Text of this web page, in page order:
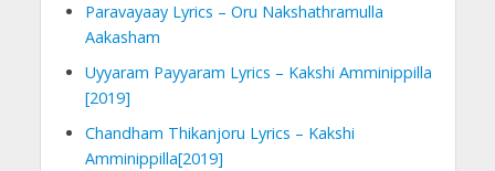
Paravayaay Lyrics – Oru Nakshathramulla
Aakasham
Uyyaram Payyaram Lyrics – Kakshi Amminippilla
[2019]
Chandham Thikanjoru Lyrics – Kakshi
Amminippilla[2019]